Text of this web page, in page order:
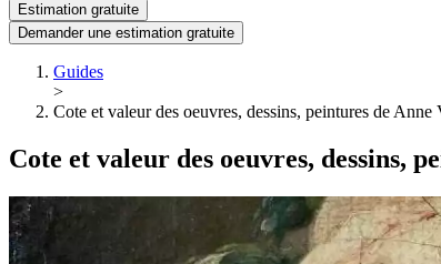
Estimation gratuite
Demander une estimation gratuite
Guides
>
Cote et valeur des oeuvres, dessins, peintures de Anne
Cote et valeur des oeuvres, dessins,